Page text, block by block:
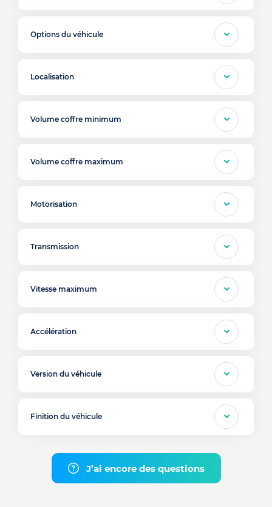
Options du véhicule
Localisation
Volume coffre minimum
Volume coffre maximum
Motorisation
Transmission
Vitesse maximum
Accélération
Version du véhicule
Finition du véhicule
J’ai encore des questions